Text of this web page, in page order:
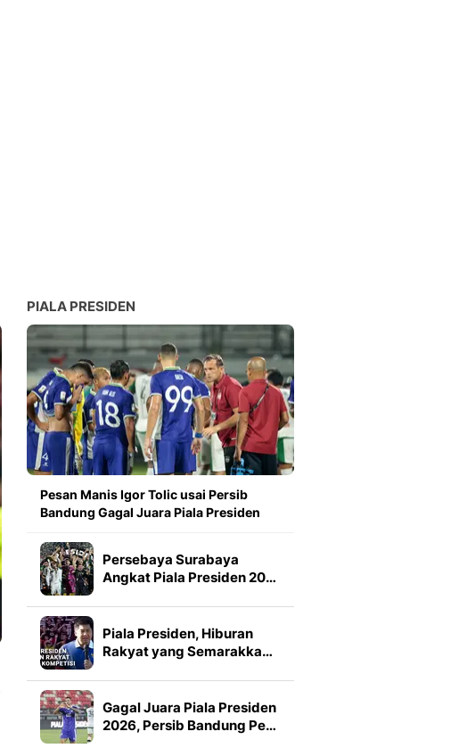
PIALA PRESIDEN
Pesan Manis Igor Tolic usai Persib
Bandung Gagal Juara Piala Presiden
Persebaya Surabaya
Angkat Piala Presiden 20…
Piala Presiden, Hiburan
Rakyat yang Semarakka…
Gagal Juara Piala Presiden
2026, Persib Bandung Pe…